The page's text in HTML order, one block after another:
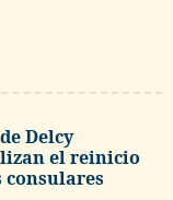
Delcy
el reinicio
consulares